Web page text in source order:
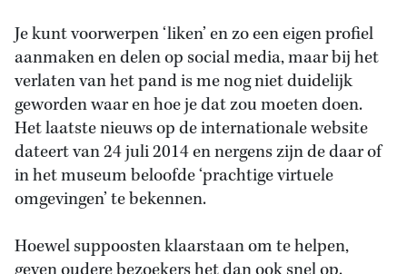
Je kunt voorwerpen ‘liken’ en zo een eigen profiel
aanmaken en delen op social media, maar bij het
verlaten van het pand is me nog niet duidelijk
geworden waar en hoe je dat zou moeten doen.
Het laatste nieuws op de internationale website
dateert van 24 juli 2014 en nergens zijn de daar of
in het museum beloofde ‘prachtige virtuele
omgevingen’ te bekennen.
Hoewel suppoosten klaarstaan om te helpen,